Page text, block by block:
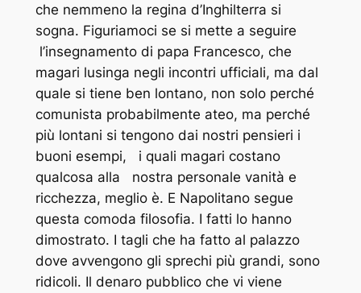
che nemmeno la regina d’Inghilterra si
sogna. Figuriamoci se si mette a seguire
l’insegnamento di papa Francesco, che
magari lusinga negli incontri ufficiali, ma dal
quale si tiene ben lontano, non solo perché
comunista probabilmente ateo, ma perché
più lontani si tengono dai nostri pensieri i
buoni esempi, i quali magari costano
qualcosa alla nostra personale vanità e
ricchezza, meglio è. E Napolitano segue
questa comoda filosofia. I fatti lo hanno
dimostrato. I tagli che ha fatto al palazzo
dove avvengono gli sprechi più grandi, sono
ridicoli. Il denaro pubblico che vi viene